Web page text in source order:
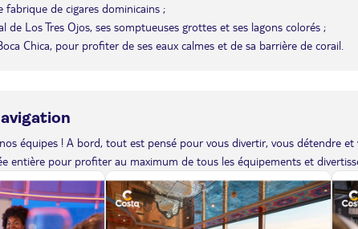
de cigares dominicains ;
de Los Tres Ojos, ses somptueuses grottes et ses lagons colorés ;
Chica, pour profiter de ses eaux calmes et de sa barrière de corail.
équipes ! A bord, tout est pensé pour vous divertir, vous détendre et
entière pour profiter au maximum de tous les équipements et